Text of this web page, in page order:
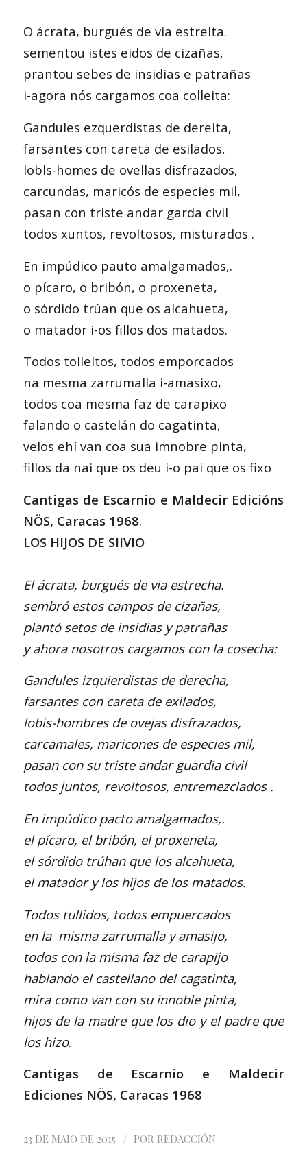
O ácrata, burgués de via estrelta.
sementou istes eidos de cizañas,
prantou sebes de insidias e patrañas
i-agora nós cargamos coa colleita:
Gandules ezquerdistas de dereita,
farsantes con careta de esilados,
lobls-homes de ovellas disfrazados,
carcundas, maricós de especies mil,
pasan con triste andar garda civil
todos xuntos, revoltosos, misturados .
En impúdico pauto amalgamados,.
o pícaro, o bribón, o proxeneta,
o sórdido trúan que os alcahueta,
o matador i-os fillos dos matados.
Todos tolleltos, todos emporcados
na mesma zarrumalla i-amasixo,
todos coa mesma faz de carapixo
falando o castelán do cagatinta,
velos ehí van coa sua imnobre pinta,
fillos da nai que os deu i-o pai que os fixo
Cantigas de Escarnio e Maldecir Edicións
NÖS, Caracas 1968.
LOS HIJOS DE SllVIO
El ácrata, burgués de via estrecha.
sembró estos campos de cizañas,
plantó setos de insidias y patrañas
y ahora nosotros cargamos con la cosecha:
Gandules izquierdistas de derecha,
farsantes con careta de exilados,
lobis-hombres de ovejas disfrazados,
carcamales, maricones de especies mil,
pasan con su triste andar guardia civil
todos juntos, revoltosos, entremezclados .
En impúdico pacto amalgamados,.
el pícaro, el bribón, el proxeneta,
el sórdido trúhan que los alcahueta,
el matador y los hijos de los matados.
Todos tullidos, todos empuercados
en la misma zarrumalla y amasijo,
todos con la misma faz de carapijo
hablando el castellano del cagatinta,
mira como van con su innoble pinta,
hijos de la madre que los dio y el padre que
los hizo.
Cantigas de Escarnio e Maldecir
Ediciones NÖS, Caracas 1968
23 DE MAIO DE 2015 / POR REDACCIÓN